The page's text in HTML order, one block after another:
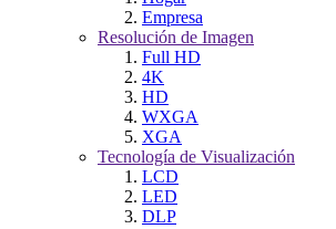
Empresa
Resolución de Imagen
Full HD
4K
HD
WXGA
XGA
Tecnología de Visualización
LCD
LED
DLP